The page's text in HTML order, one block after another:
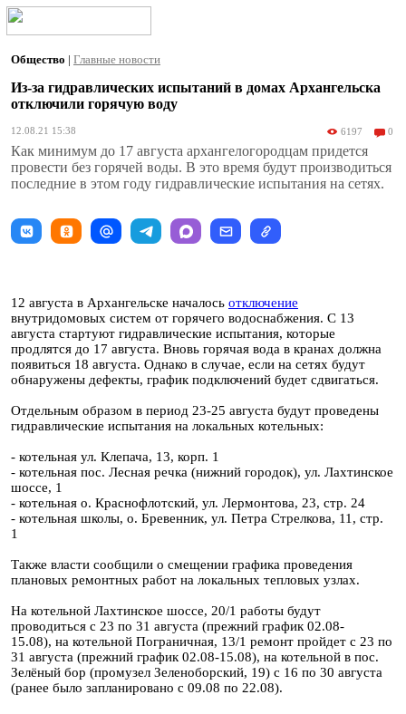
Общество | Главные новости
Из-за гидравлических испытаний в домах Архангельска
отключили горячую воду
12.08.21 15:38 6197 0
Как минимум до 17 августа архангелогородцам придется
провести без горячей воды. В это время будут производиться
последние в этом году гидравлические испытания на сетях.
12 августа в Архангельске началось отключение
внутридомовых систем от горячего водоснабжения. С 13
августа стартуют гидравлические испытания, которые
продлятся до 17 августа. Вновь горячая вода в кранах должна
появиться 18 августа. Однако в случае, если на сетях будут
обнаружены дефекты, график подключений будет сдвигаться.
Отдельным образом в период 23-25 августа будут проведены
гидравлические испытания на локальных котельных:
- котельная ул. Клепача, 13, корп. 1
- котельная пос. Лесная речка (нижний городок), ул. Лахтинское
шоссе, 1
- котельная о. Краснофлотский, ул. Лермонтова, 23, стр. 24
- котельная школы, о. Бревенник, ул. Петра Стрелкова, 11, стр.
1
Также власти сообщили о смещении графика проведения
плановых ремонтных работ на локальных тепловых узлах.
На котельной Лахтинское шоссе, 20/1 работы будут
проводиться с 23 по 31 августа (прежний график 02.08-
15.08), на котельной Пограничная, 13/1 ремонт пройдет с 23 по
31 августа (прежний график 02.08-15.08), на котельной в пос.
Зелёный бор (промузел Зеленоборский, 19) с 16 по 30 августа
(ранее было запланировано с 09.08 по 22.08).